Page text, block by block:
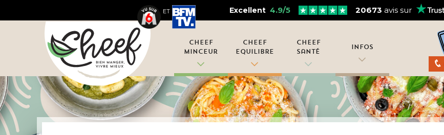
ET Excellent 4.9/5 20673 avis sur
Cheef
Minceur
Cheef
Equilibre
Cheef
Santé
Infos